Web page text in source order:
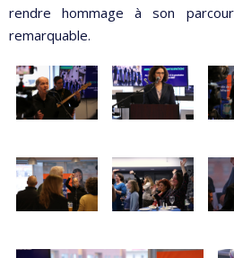
rendre hommage à son
remarquable.